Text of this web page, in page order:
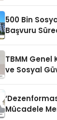
500 Bin
Başvuru
TBMM Genel
ve Sosyal
Mücadele